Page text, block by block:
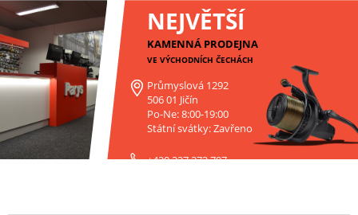
NEJVĚTŠÍ
KAMENNÁ PRODEJNA
VE VÝCHODNÍCH ČECHÁCH
Průmyslová 1292
506 01 Jičín
Po-Ne: 8:00-19:00
Státní svátky: Zavřeno
+420 227 272 797